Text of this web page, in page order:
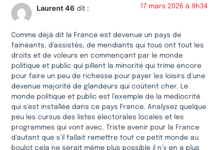
Laurent 46 dit : 17 mars 2026 à 9h34
Comme déjà dit la France est devenue un pays de
fainéants, d’assistés, de mendiants qui tous ont tout les
droits et de voleurs en commençant par le monde
politique et public qui pillent la minorité qui trime encore
pour faire un peu de richesse pour payer les loisirs d’une
devenue majorité de glandeurs qui coûtent cher. Le
monde politique et public est l’exemple de la médiocrité
qui s’est installée dans ce pays France. Analysez quelque
peu les cursus des listes électorales locales et les
programmes qui vont avec. Triste avenir pour la France
d’autant que s’il fallait remettre tout ce petit monde au
boulot cela ne serait même plus possible il n’y en a plus